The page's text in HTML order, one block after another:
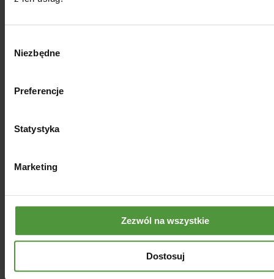
zgody
Niezbędne
Preferencje
Statystyka
Marketing
Zezwól na wszystkie
Dostosuj